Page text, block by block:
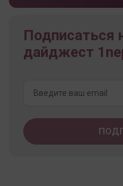
Подписаться
дайджест